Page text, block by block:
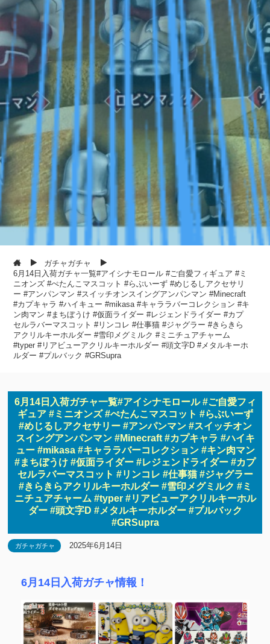
ガチャガチャ
6月14日入荷ガチャ一覧#アイシナモロール #ご自愛フィギュア #ミ
ニオンズ #ぺたんこマスコット #らぶいーず #めじるしアクセサリ
ー #アンパンマン #スイッチオンスイングアンパンマン #Minecraft
#カプキャラ #ハイキュー #mikasa #キャララバーコレクション #キ
ン肉マン #まちぼうけ #仮面ライダー #レジェンドライダー #カプ
セルラバーマスコット #リンコレ #仕事猫 #ジャグラー #きらきら
アクリルキーホルダー #雪印メグミルク #ミニチュアチャーム
#typer #リアビューアクリルキーホルダー #頭文字D #メタルキーホ
ルダー #プルバック #GRSupra
6月14日入荷ガチャ一覧#アイシナモロール #ご自愛フィ
ギュア #ミニオンズ #ぺたんこマスコット #らぶいーず
#めじるしアクセサリー #アンパンマン #スイッチオン
スイングアンパンマン #Minecraft #カプキャラ #ハイキ
ュー #mikasa #キャララバーコレクション #キン肉マン
#まちぼうけ #仮面ライダー #レジェンドライダー #カプ
セルラバーマスコット #リンコレ #仕事猫 #ジャグラー
#きらきらアクリルキーホルダー #雪印メグミルク #ミ
ニチュアチャーム #typer #リアビューアクリルキーホル
ダー #頭文字D #メタルキーホルダー #プルバック
#GRSupra
ガチャガチャ 2025年6月14日
6月14日入荷ガチャ情報！